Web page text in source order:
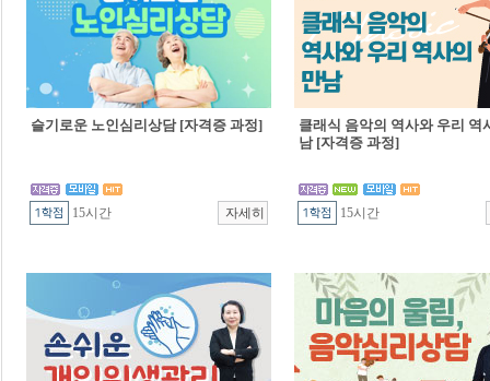
슬기로운 노인심리상담 [자격증 과정]
15시간
클래식 음악의 역사와 우리 역
남 [자격증 과정]
15시간